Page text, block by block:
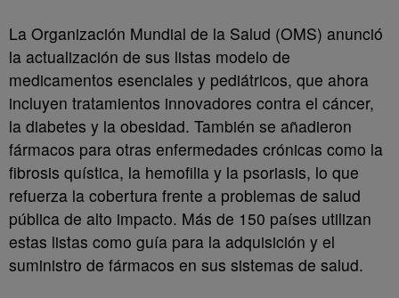
La Organización Mundial de la Salud (OMS) anunció
la actualización de sus listas modelo de
medicamentos esenciales y pediátricos, que ahora
incluyen tratamientos innovadores contra el cáncer,
la diabetes y la obesidad. También se añadieron
fármacos para otras enfermedades crónicas como la
fibrosis quística, la hemofilia y la psoriasis, lo que
refuerza la cobertura frente a problemas de salud
pública de alto impacto. Más de 150 países utilizan
estas listas como guía para la adquisición y el
suministro de fármacos en sus sistemas de salud.